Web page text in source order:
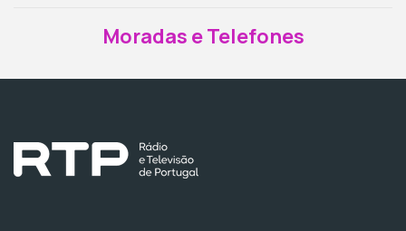
Moradas e Telefones